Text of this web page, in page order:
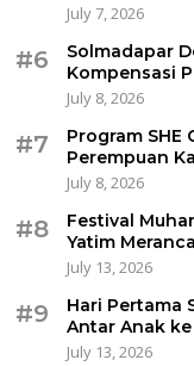
July 7, 2026
#6
Solmadapar
Kompensasi
July 8, 2026
#7
Program SHE
Perempuan
July 8, 2026
#8
Festival
Yatim
July 13, 2026
#9
Hari Pertama
Antar Anak
July 13, 2026